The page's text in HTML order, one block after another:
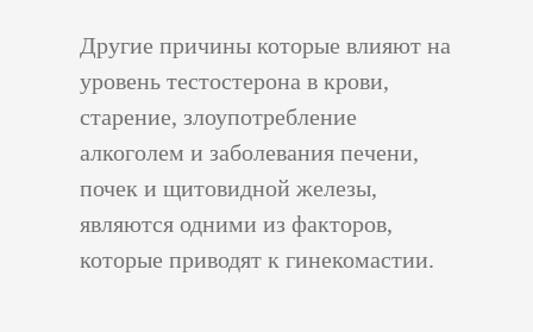
Другие причины которые влияют на
уровень тестостерона в крови,
старение, злоупотребление
алкоголем и заболевания печени,
почек и щитовидной железы,
являются одними из факторов,
которые приводят к гинекомастии.